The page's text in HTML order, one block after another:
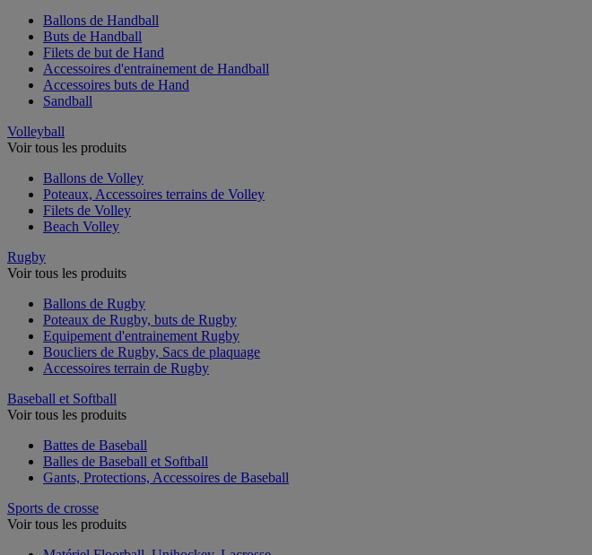
Ballons de Handball
Buts de Handball
Filets de but de Hand
Accessoires d'entrainement de Handball
Accessoires buts de Hand
Sandball
Volleyball
Voir tous les produits
Ballons de Volley
Poteaux, Accessoires terrains de Volley
Filets de Volley
Beach Volley
Rugby
Voir tous les produits
Ballons de Rugby
Poteaux de Rugby, buts de Rugby
Equipement d'entrainement Rugby
Boucliers de Rugby, Sacs de plaquage
Accessoires terrain de Rugby
Baseball et Softball
Voir tous les produits
Battes de Baseball
Balles de Baseball et Softball
Gants, Protections, Accessoires de Baseball
Sports de crosse
Voir tous les produits